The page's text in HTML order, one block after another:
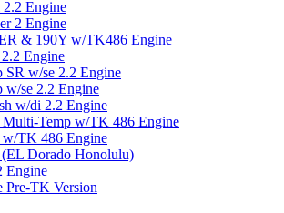
Engine
2 Engine
& 190Y w/TK486 Engine
Engine
w/se 2.2 Engine
w/se 2.2 Engine
w/di 2.2 Engine
Temp w/TK 486 Engine
TK 486 Engine
Dorado Honolulu)
Engine
Pre-TK Version